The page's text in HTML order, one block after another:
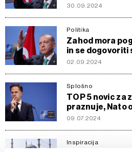
30.09.2024
Politika
Zahod mora
in se dogovoriti
02.09.2024
Splošno
TOP 5 novic za
praznuje, Nato
09.07.2024
Inspiracija